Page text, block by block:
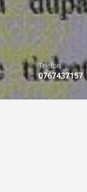
Telefon
0767437157